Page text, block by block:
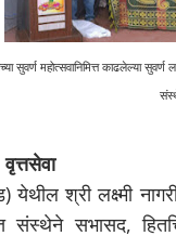
सुवर्ण महोत्सवानिमित्त काढलेल्या
श्री लक्ष्मी
संस्थेने सभासद,